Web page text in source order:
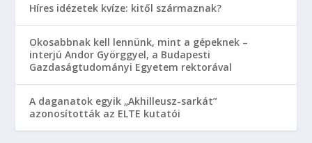
Híres idézetek kvíze: kitől származnak?
Okosabbnak kell lennünk, mint a gépeknek –
interjú Andor Györggyel, a Budapesti
Gazdaságtudományi Egyetem rektorával
A daganatok egyik „Akhilleusz-sarkát”
azonosították az ELTE kutatói